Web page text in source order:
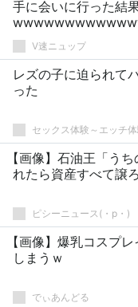
手に会いに行った結
V速ニュップ
レズの子に迫られて
った
セックス体験～エッチ
【画像】石油王「う
れたら資産すべて譲ろ
ピシーニュース(・p・)ゞ
【画像】爆乳コスプ
しまうｗ
でぃあんどる